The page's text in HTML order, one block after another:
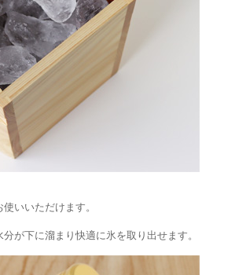
いいただけます。
が下に溜まり快適に氷を取り出せます。